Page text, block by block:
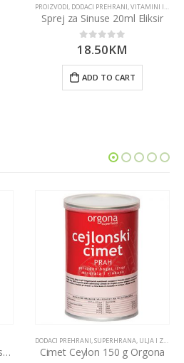
PROIZVODI, DODACI PREHRANI,VITAMINI I MINERALI
Sprej za Sinuse 20ml Eliksir
0 out of 5
18.50KM
ADD TO CART
Ashwaganda prah – organski 200 g Nutrigold
DODACI PREHRANI,SUPERHRANA, ULJA I ZAČINI
Cimet Ceylon 150 g Orgona